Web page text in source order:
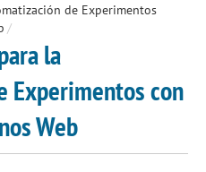
de Experimentos
/
la
Experimentos con
Web